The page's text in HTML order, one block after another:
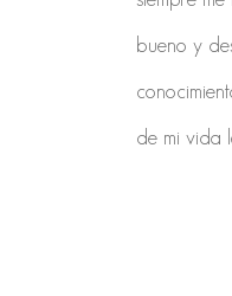
bueno y
de mi vida